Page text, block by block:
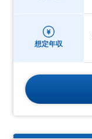
想定年収